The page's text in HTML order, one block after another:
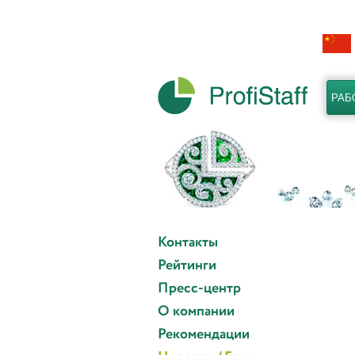
Контакты
Рейтинги
Пресс-центр
О компании
Рекомендации